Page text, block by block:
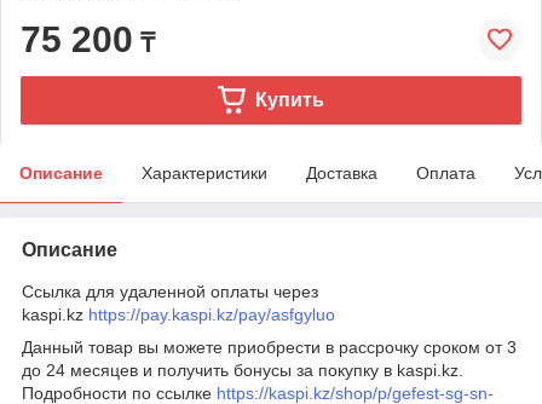
75 200 ₸
Купить
Описание Характеристики Доставка Оплата
Описание
Ссылка для удаленной оплаты через
kaspi.kz https://pay.kaspi.kz/pay/asfgyluo
Данный товар вы можете приобрести в рассрочку сроком от 3
до 24 месяцев и получить бонусы за покупку в kaspi.kz.
Подробности по ссылке https://kaspi.kz/shop/p/gefest-sg-sn-